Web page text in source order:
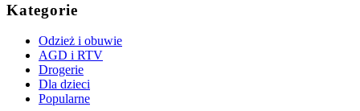
Kategorie
Odzież i obuwie
AGD i RTV
Drogerie
Dla dzieci
Popularne